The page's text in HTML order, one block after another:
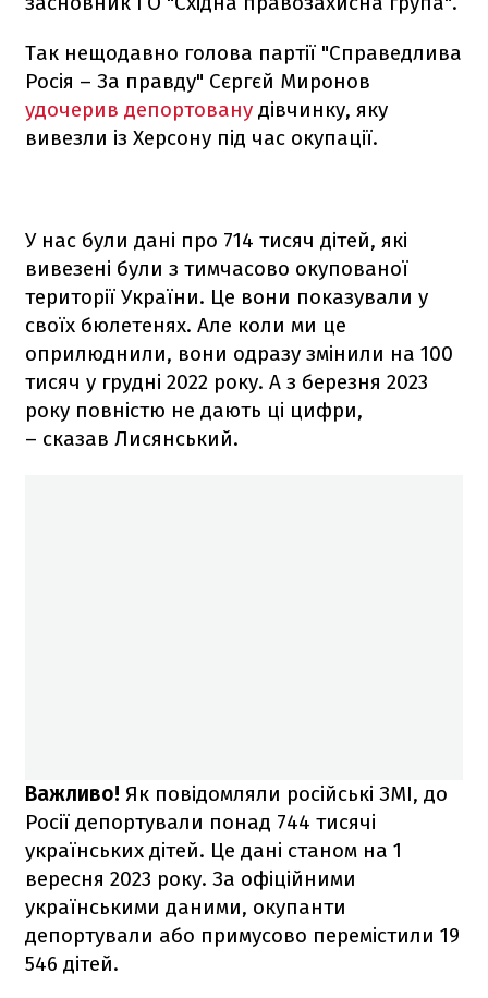
Так нещодавно голова партії "Справедлива
Росія – За правду" Сєргєй Миронов
удочерив депортовану дівчинку, яку
вивезли із Херсону під час окупації.
У нас були дані про 714 тисяч дітей, які
вивезені були з тимчасово окупованої
території України. Це вони показували у
своїх бюлетенях. Але коли ми це
оприлюднили, вони одразу змінили на 100
тисяч у грудні 2022 року. А з березня 2023
року повністю не дають ці цифри,
– сказав Лисянський.
Важливо! Як повідомляли російські ЗМІ, до
Росії депортували понад 744 тисячі
українських дітей. Це дані станом на 1
вересня 2023 року. За офіційними
українськими даними, окупанти
депортували або примусово перемістили 19
546 дітей.